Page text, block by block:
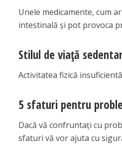
Unele medicamente, cum
intestinală și pot provoca
Stilul de viață
Activitatea fizică
5 sfaturi pentru
Dacă vă confruntați cu
sfaturi vă vor ajuta cu